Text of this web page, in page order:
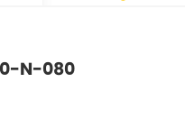
N-080